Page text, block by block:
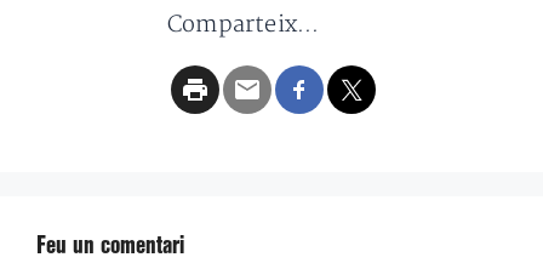
Comparteix...
Feu un comentari